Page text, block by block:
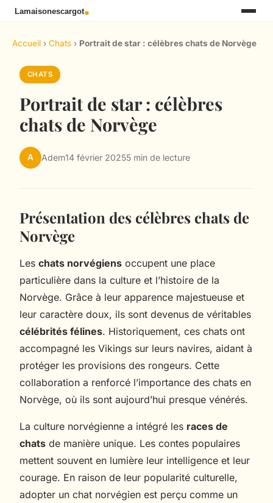
Accueil › Chats › Portrait de star : célèbres chats de Norvège
CHATS
Portrait de star : célèbres
chats de Norvège
A Adem14 février 20255 min de lecture
Présentation des célèbres chats de
Norvège
Les chats norvégiens occupent une place
particulière dans la culture et l’histoire de la
Norvège. Grâce à leur apparence majestueuse et
leur caractère doux, ils sont devenus de véritables
célébrités félines. Historiquement, ces chats ont
accompagné les Vikings sur leurs navires, aidant à
protéger les provisions des rongeurs. Cette
collaboration a renforcé l’importance des chats en
Norvège, où ils sont aujourd’hui presque vénérés.
La culture norvégienne a intégré les races de
chats de manière unique. Les contes populaires
mettent souvent en lumière leur intelligence et leur
courage. En raison de leur popularité culturelle,
adopter un chat norvégien est perçu comme un